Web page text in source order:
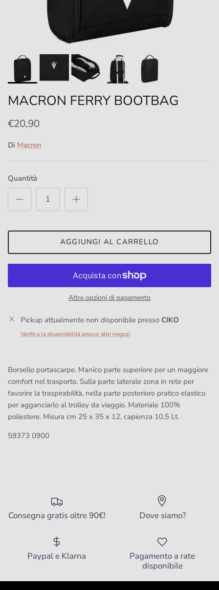
MACRON FERRY BOOTBAG
€20,90
Di Macron
Quantità
AGGIUNGI AL CARRELLO
Altre opzioni di pagamento
Pickup attualmente non disponibile presso CIKO
Verifica la disponibilità presso altri negozi
Borsello portascarpe. Manico parte superiore per un maggiore
comfort nel trasporto. Sulla parte laterale zona in rete per
favorire la traspirabilità, nella parte posteriore pratico elastico
per agganciarlo al trolley da viaggio. Materiale 100%
poliestere. Misura cm 25 x 35 x 12, capienza 10,5 Lt.
59373 0900
Consegna gratis oltre 90€! Dove siamo?
Paypal e Klarna
Pagamento a rate
disponibile